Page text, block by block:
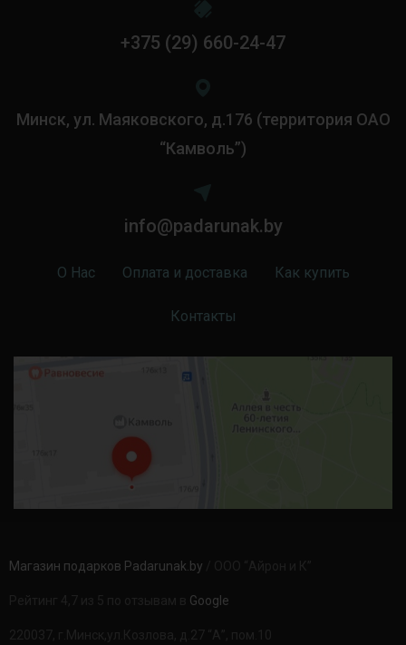
+375 (29) 660-24-47
Минск, ул. Маяковского, д.176 (территория ОАО
“Камволь”)
info@padarunak.by
О Нас Оплата и доставка Как купить
Контакты
Магазин подарков Padarunak.by
Google